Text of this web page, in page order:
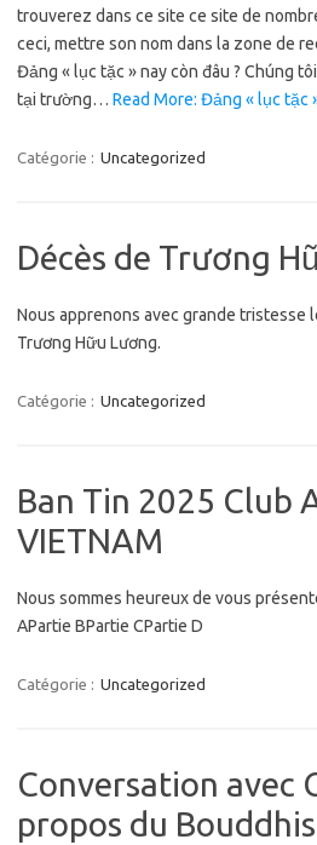
trouverez dans ce site ce site de
ceci, mettre son nom dans la zone de
Đảng « lục tặc » nay còn đâu ? Chúng
tại trường… Read More: Đảng « lục tặc
Catégorie : Uncategorized
Décès de Trương
Nous apprenons avec grande tristesse
Trương Hữu Lương.
Catégorie : Uncategorized
Ban Tin 2025 Club
VIETNAM
Nous sommes heureux de vous
APartie BPartie CPartie D
Catégorie : Uncategorized
Conversation avec
propos du